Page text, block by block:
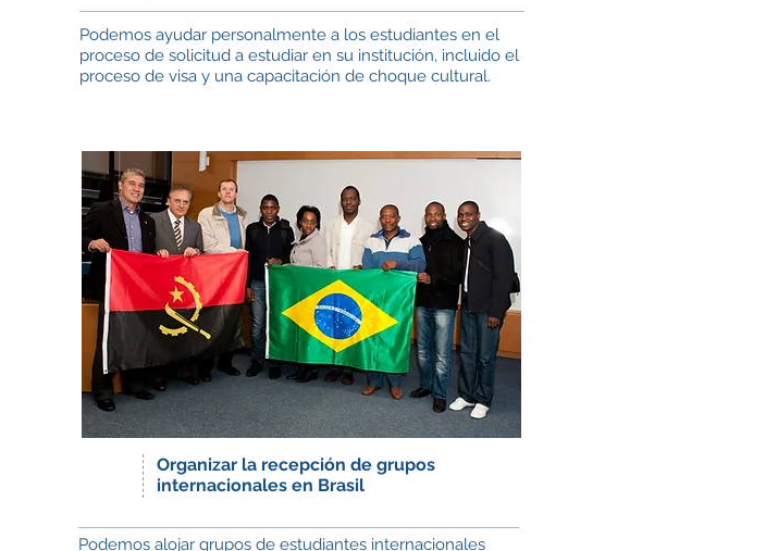
Podemos ayudar personalmente a los estudiantes en el
proceso de solicitud a estudiar en su institución, incluido el
proceso de visa y una capacitación de choque cultural.
Organizar la recepción de grupos
internacionales en Brasil
Podemos alojar grupos de estudiantes internacionales